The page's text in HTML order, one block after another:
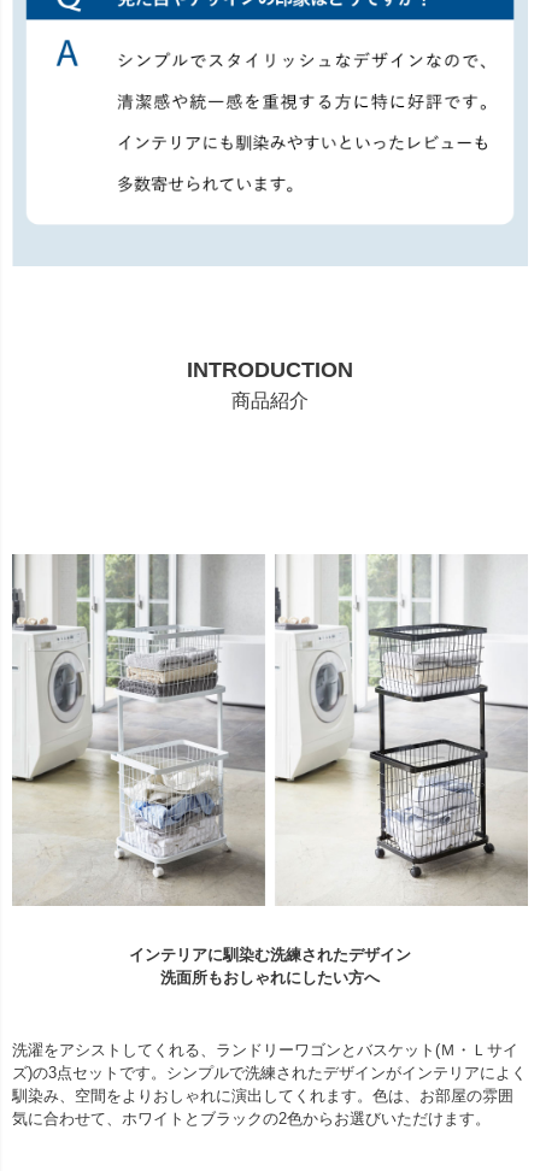
INTRODUCTION
商品紹介
インテリアに馴染む洗練されたデザイン
洗面所もおしゃれにしたい方へ
洗濯をアシストしてくれる、ランドリーワゴンとバスケット(Ｍ・Ｌサイ
ズ)の3点セットです。シンプルで洗練されたデザインがインテリアによく
馴染み、空間をよりおしゃれに演出してくれます。色は、お部屋の雰囲
気に合わせて、ホワイトとブラックの2色からお選びいただけます。